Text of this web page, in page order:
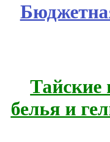
Тайские
белья и